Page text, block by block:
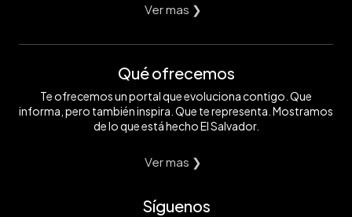
Ver mas ❯
Qué ofrecemos
Te ofrecemos un portal que evoluciona contigo. Que
informa, pero también inspira. Que te representa. Mostramos
de lo que está hecho El Salvador.
Ver mas ❯
Síguenos